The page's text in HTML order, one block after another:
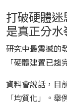
打破硬體
是真正分水
研究中最震撼的
「硬體建置已趨
資料會說話，目
「均質化」。